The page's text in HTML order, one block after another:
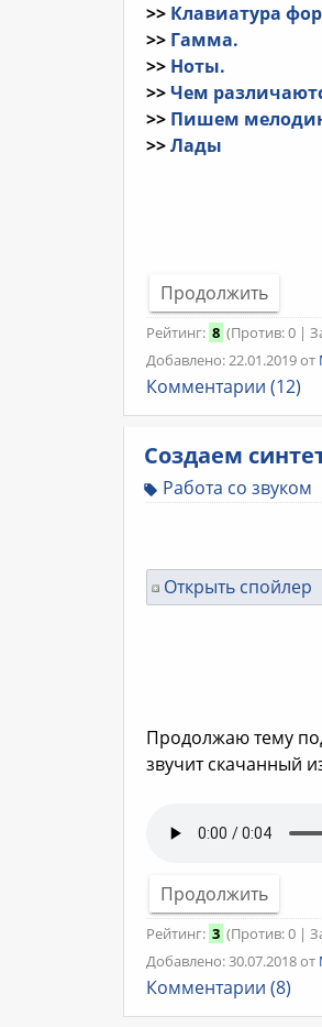
>> Клавиатура
>> Гамма.
>> Ноты.
>>Чем
>> Пишем
>>Лады
Продолжить
Рейтинг: 8 (Против: 0 |
Добавлено: 22.01.2019 от
Комментарии (12)
Создаем
Работа со звуком
Открыть спойлер
Продолжаю тему
звучит скачанный
Продолжить
Рейтинг: 3 (Против: 0 |
Добавлено: 30.07.2018 от
Комментарии (8)